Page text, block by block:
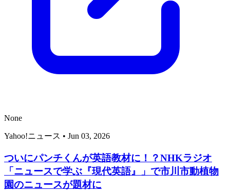
None
Yahoo!ニュース • Jun 03, 2026
ついにパンチくんが英語教材に！？NHKラジオ
「ニュースで学ぶ『現代英語』」で市川市動植物
園のニュースが題材に